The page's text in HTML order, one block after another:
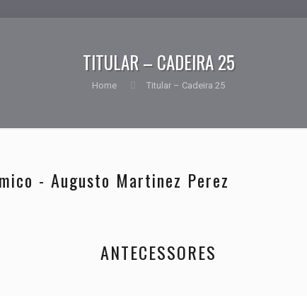
TITULAR – CADEIRA 25
Home Titular – Cadeira 25
- Augusto Martinez Perez
ANTECESSORES